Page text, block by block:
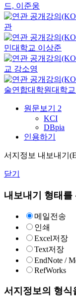
드, 이준웅
관
민대학교 이상준
교 강소영
술연합대학원대학교
원문보기 2
KCI
DBpia
인용하기
서지정보 내보내기
닫기
내보내기 형태를
메일전송
인쇄
Excel저장
Text저장
EndNote /
RefWorks
서지정보의 형식